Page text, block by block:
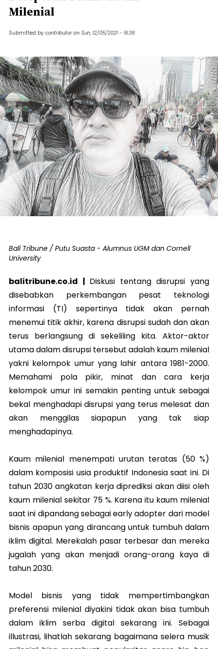
Milenial
Submitted by contributor on Sun, 12/05/2021 - 16:36
Bali Tribune / Putu Suasta - Alumnus UGM dan Cornell
University
balitribune.co.id | Diskusi tentang disrupsi yang
disebabkan perkembangan pesat teknologi
informasi (TI) sepertinya tidak akan pernah
menemui titik akhir, karena disrupsi sudah dan akan
terus berlangsung di sekeliling kita. Aktor-aktor
utama dalam disrupsi tersebut adalah kaum milenial
yakni kelompok umur yang lahir antara 1981-2000.
Memahami pola pikir, minat dan cara kerja
kelompok umur ini semakin penting untuk sebagai
bekal menghadapi disrupsi yang terus melesat dan
akan menggilas siapapun yang tak siap
menghadapinya.
Kaum milenial menempati urutan teratas (50 %)
dalam komposisi usia produktif Indonesia saat ini. Di
tahun 2030 angkatan kerja diprediksi akan diisi oleh
kaum milenial sekitar 75 %. Karena itu kaum milenial
saat ini dipandang sebagai early adopter dari model
bisnis apapun yang dirancang untuk tumbuh dalam
iklim digital. Merekalah pasar terbesar dan mereka
jugalah yang akan menjadi orang-orang kaya di
tahun 2030.
Model bisnis yang tidak mempertimbangkan
preferensi milenial diyakini tidak akan bisa tumbuh
dalam iklim serba digital sekarang ini. Sebagai
illustrasi, lihatlah sekarang bagaimana selera musik